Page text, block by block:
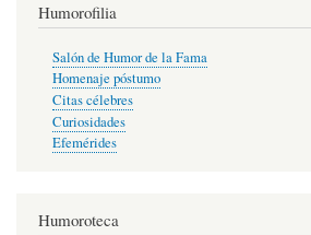
Humorofilia
Salón de Humor de la Fama
Homenaje póstumo
Citas célebres
Curiosidades
Efemérides
Humoroteca